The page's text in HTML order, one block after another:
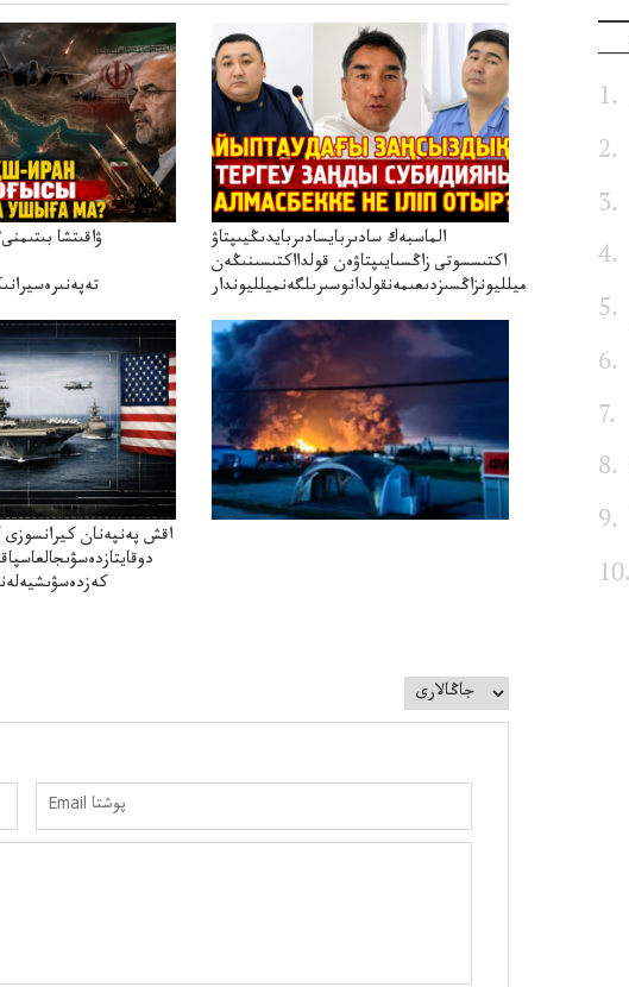
ۋاقىتشا
الماسبەك سادىربايسادىربايدىڭيىپتاۋ
اكتىسسوتى زاڭسىايىپتاۋەن قولدااكتىسىنىڭەن
ميلليونزاڭسىزدىعىمەنقولدانوسىرىلگەنميلليوندار
اقش پەنپەنان